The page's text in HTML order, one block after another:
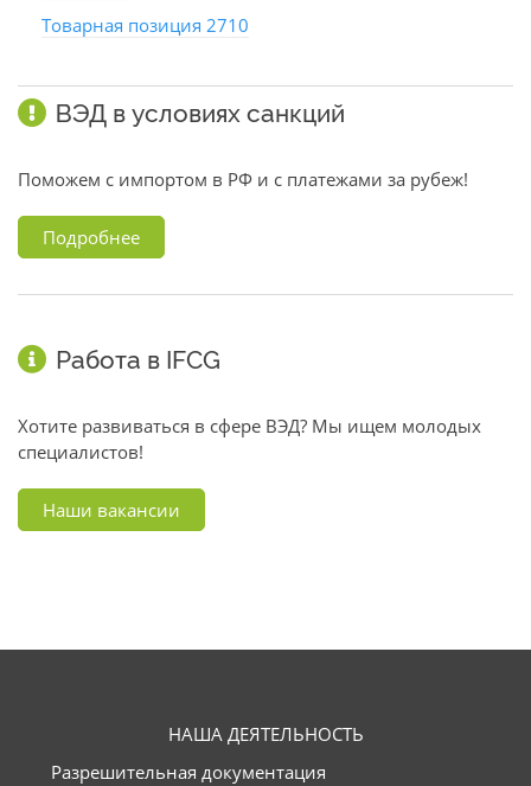
Товарная позиция 2710
ВЭД в условиях санкций
Поможем с импортом в РФ и с платежами за рубеж!
Подробнее
Работа в IFCG
Хотите развиваться в сфере ВЭД? Мы ищем молодых
специалистов!
Наши вакансии
НАША ДЕЯТЕЛЬНОСТЬ
Разрешительная документация